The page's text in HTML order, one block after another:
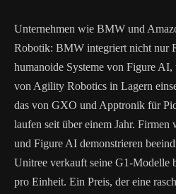
Unternehmen wie BMW und
Robotik: BMW integriert nicht nur
humanoide Systeme von Figure
von Agility Robotics in Lagern
das von GXO und Apptronik für
laufen seit über einem Jahr.
und Figure AI demonstrieren
Unitree verkauft seine G1-Modelle
pro Einheit. Ein Preis, der eine